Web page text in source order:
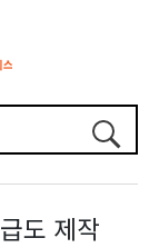
도 제작